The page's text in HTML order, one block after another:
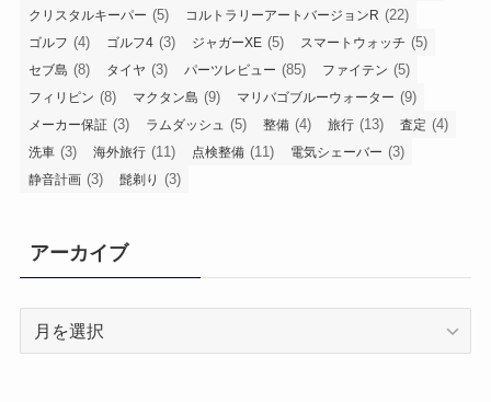
クリスタルキーパー (5) コルトラリーアートバージョンR (22)
ゴルフ (4) ゴルフ4 (3) ジャガーXE (5) スマートウォッチ (5)
セブ島 (8) タイヤ (3) パーツレビュー (85) ファイテン (5)
フィリピン (8) マクタン島 (9) マリバゴブルーウォーター (9)
メーカー保証 (3) ラムダッシュ (5) 整備 (4) 旅行 (13) 査定 (4)
洗車 (3) 海外旅行 (11) 点検整備 (11) 電気シェーバー (3)
静音計画 (3) 髭剃り (3)
アーカイブ